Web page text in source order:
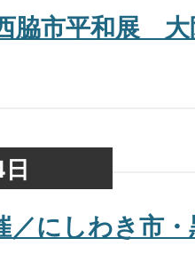
脇市平和展
／にしわき市